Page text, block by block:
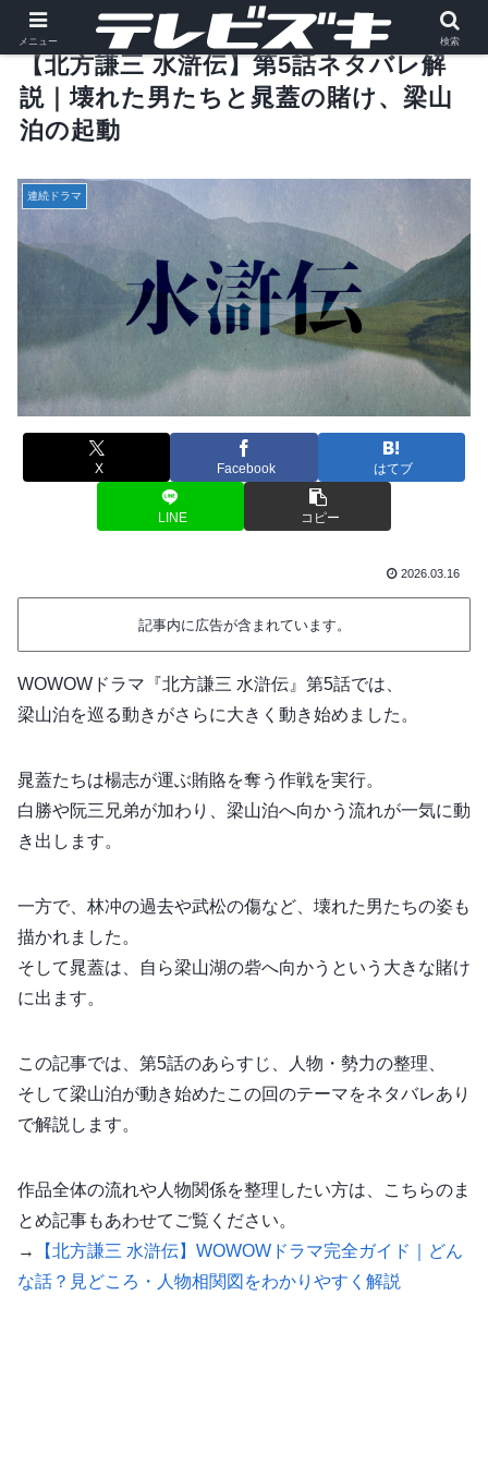
【北方謙三 水滸伝】第5話ネタバレ解
説｜壊れた男たちと晁蓋の賭け、梁山
泊の起動
連続ドラマ
X Facebook はてブ
LINE コピー
2026.03.16
記事内に広告が含まれています。
WOWOWドラマ『北方謙三 水滸伝』第5話では、
梁山泊を巡る動きがさらに大きく動き始めました。
晁蓋たちは楊志が運ぶ賄賂を奪う作戦を実行。
白勝や阮三兄弟が加わり、梁山泊へ向かう流れが一気に動
き出します。
一方で、林冲の過去や武松の傷など、壊れた男たちの姿も
描かれました。
そして晁蓋は、自ら梁山湖の砦へ向かうという大きな賭け
に出ます。
この記事では、第5話のあらすじ、人物・勢力の整理、
そして梁山泊が動き始めたこの回のテーマをネタバレあり
で解説します。
作品全体の流れや人物関係を整理したい方は、こちらのま
とめ記事もあわせてご覧ください。
→
【北方謙三 水滸伝】WOWOWドラマ完全ガイド｜どん
な話？見どころ・人物相関図をわかりやすく解説
メニュー 検索